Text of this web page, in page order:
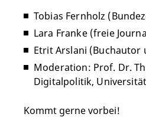
Tobias Fernholz
Lara Franke (freie
Etrit Arslani (Buchautor
Moderation: Prof. Dr.
Digitalpolitik,
Kommt gerne vorbei!